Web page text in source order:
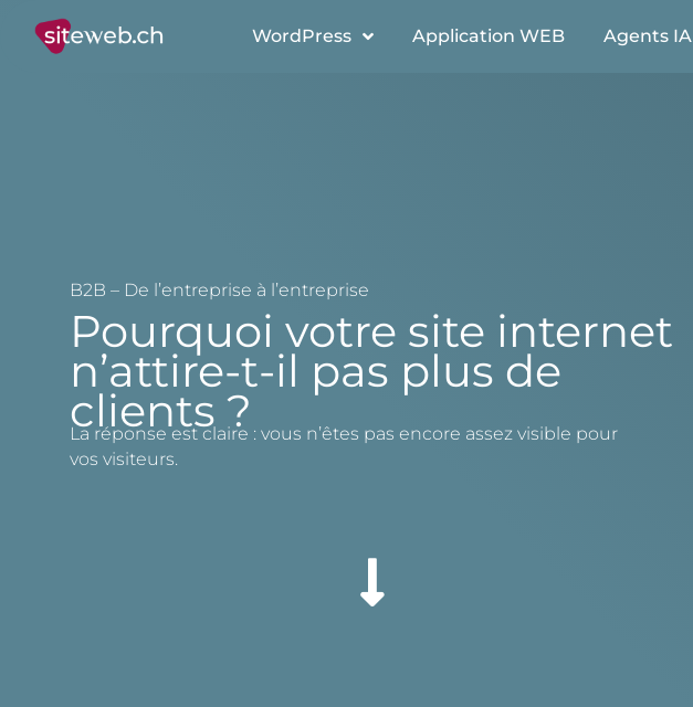
WordPress Application WEB Agents IA
B2B – De l’entreprise à l’entreprise
Pourquoi votre site internet
n’attire-t-il pas plus de
clients ?
La réponse est claire : vous n’êtes pas encore assez visible pour
vos visiteurs.